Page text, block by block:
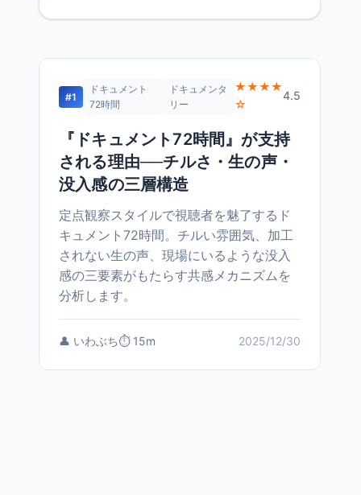
#1
ドキュメント
72時間
ドキュメンタ
リー
★★★★
☆
4.5
『ドキュメント72時間』が支持
される理由──チルさ・生の声・
没入感の三層構造
定点観察スタイルで視聴者を魅了するド
キュメント72時間。チルい雰囲気、加工
されない生の声、現場にいるような没入
感の三要素がもたらす共感メカニズムを
分析します。
👤 いわぶち⏱️ 15m 2025/12/30